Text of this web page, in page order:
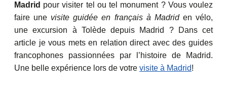
Madrid pour visiter tel ou tel monument ? Vous voulez
faire une visite guidée en français à Madriden vélo,
une excursion à Tolède depuis Madrid ? Dans cet
article je vous mets en relation direct avec des guides
francophones passionnées par l’histoire de Madrid.
Une belle expérience lors de votre visite à Madrid!